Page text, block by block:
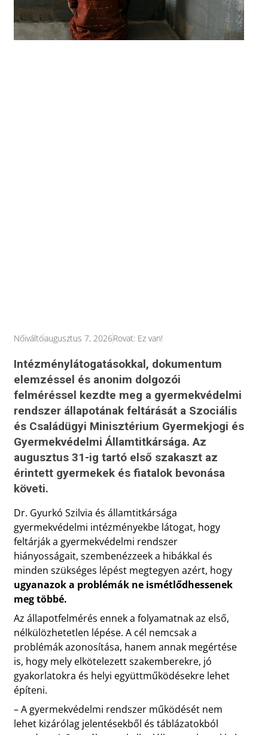
Nőiváltóaugusztus 7, 2026Rovat: Ez van!
Intézménylátogatásokkal, dokumentum
elemzéssel és anonim dolgozói
felméréssel kezdte meg a gyermekvédelmi
rendszer állapotának feltárását a Szociális
és Családügyi Minisztérium Gyermekjogi és
Gyermekvédelmi Államtitkársága. Az
augusztus 31-ig tartó első szakaszt az
érintett gyermekek és fiatalok bevonása
követi.
Dr. Gyurkó Szilvia és államtitkársága
gyermekvédelmi intézményekbe látogat, hogy
feltárják a gyermekvédelmi rendszer
hiányosságait, szembenézzeek a hibákkal és
minden szükséges lépést megtegyen azért, hogy
ugyanazok a problémák ne ismétlődhessenek
meg többé.
Az állapotfelmérés ennek a folyamatnak az első,
nélkülözhetetlen lépése. A cél nemcsak a
problémák azonosítása, hanem annak megértése
is, hogy mely elkötelezett szakemberekre, jó
gyakorlatokra és helyi együttműködésekre lehet
építeni.
– A gyermekvédelmi rendszer működését nem
lehet kizárólag jelentésekből és táblázatokból